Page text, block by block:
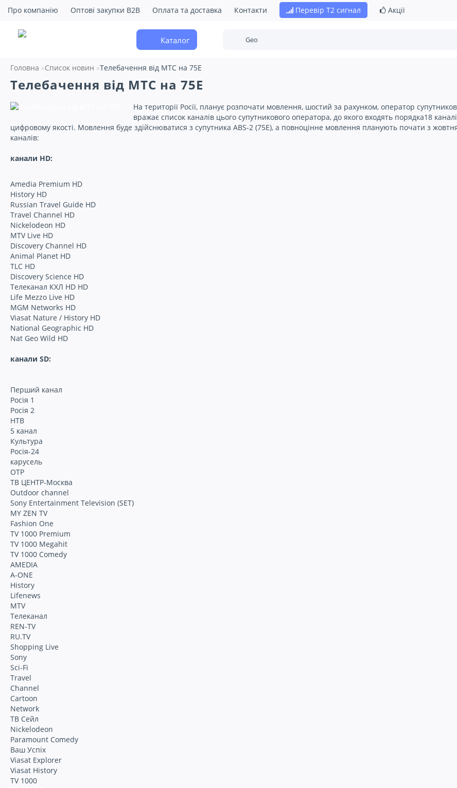
Про компанію Оптові закупки B2B Оплата та доставка Контакти Перевір Т2 сигнал Акції
Каталог
Головна Список новин Телебачення від МТС на 75Е
Телебачення від МТС на 75Е
На території Росії, планує розпочати мовлення, шостий за рахунком, оператор
вражає список каналів цього супутникового оператора, до якого входять порядка18
цифровому якості. Мовлення буде здійснюватися з супутника ABS-2 (75Е), а повноцінне мовлення планують почати з
каналів:
канали HD:
Amedia Premium HD
History HD
Russian Travel Guide HD
Travel Channel HD
Nickelodeon HD
MTV Live HD
Discovery Channel HD
Animal Planet HD
TLC HD
Discovery Science HD
Телеканал КХЛ HD HD
Life Mezzo Live HD
MGM Networks HD
Viasat Nature / History HD
National Geographic HD
Nat Geo Wild HD
канали SD:
Перший канал
Росія 1
Росія 2
НТВ
5 канал
Культура
Росія-24
карусель
ОТР
ТВ ЦЕНТР-Москва
Outdoor channel
Sony Entertainment Television (SET)
MY ZEN TV
Fashion One
TV 1000 Premium
TV 1000 Megahit
TV 1000 Comedy
AMEDIA
A-ONE
History
Lifenews
MTV
Телеканал
REN-TV
RU.TV
Shopping Live
Sony
Sci-Fi
Travel
Channel
Cartoon
Network
ТВ Сейл
Nickelodeon
Paramount Comedy
Ваш Успіх
Viasat Explorer
Viasat History
TV 1000